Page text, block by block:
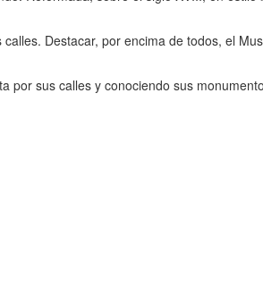
Destacar, por encima de todos, el
sus calles y conociendo sus